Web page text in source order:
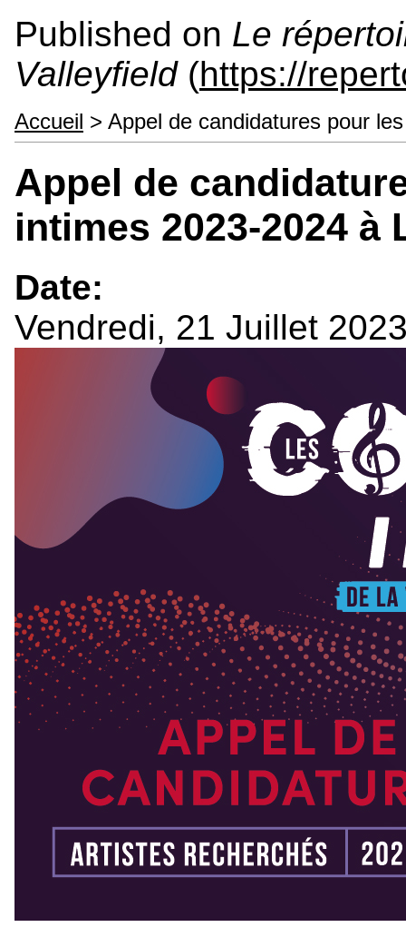
Published on Le
Valleyfield(https://
Accueil > Appel de candidatures pour
Appel de
intimes 2023-2024 à
Date:
Vendredi, 21 Juillet